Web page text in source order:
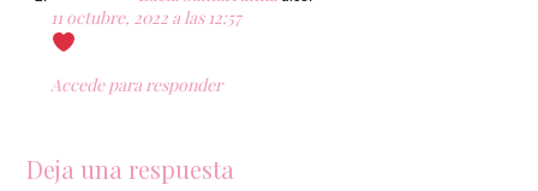
11 octubre, 2022 a las 12:57
Accede para responder
Deja una respuesta